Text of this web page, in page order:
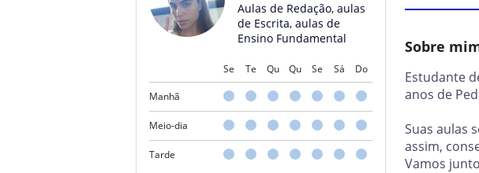
Aulas de Redação, aulas
de Escrita, aulas de
Ensino Fundamental
Se Te Qu Qu Se Sá Do
Manhã
Meio-dia
Tarde
Sobre
Estudante
anos de
Suas aulas
assim,
Vamos